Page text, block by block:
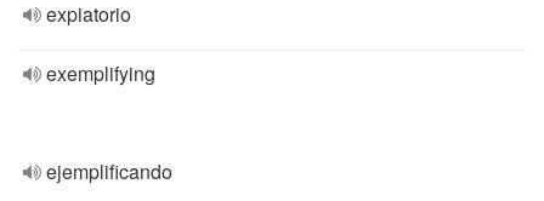
expiatorio
exemplifying
ejemplificando